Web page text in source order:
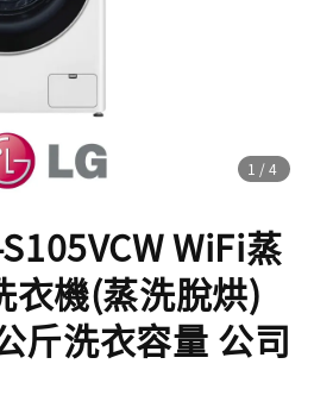
1 /4
WiFi蒸
衣機(蒸洗脫烘)
斤洗衣容量 公司